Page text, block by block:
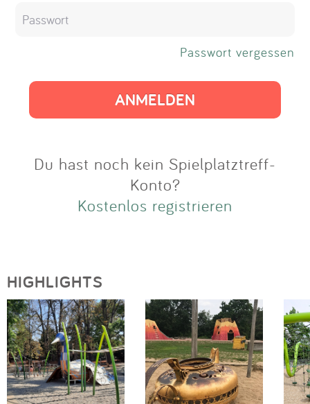
Passwort vergessen
Du hast noch kein Spielplatztreff-
Konto?
Kostenlos registrieren
HIGHLIGHTS